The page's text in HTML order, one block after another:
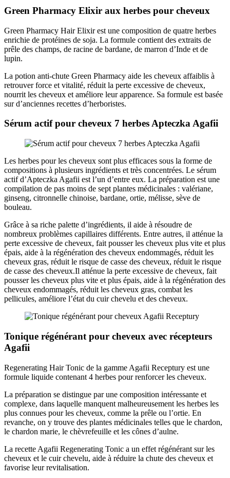
Green Pharmacy Elixir aux herbes pour cheveux
Green Pharmacy Hair Elixir est une composition de quatre herbes
enrichie de protéines de soja. La formule contient des extraits de
prêle des champs, de racine de bardane, de marron d’Inde et de
lupin.
La potion anti-chute Green Pharmacy aide les cheveux affaiblis à
retrouver force et vitalité, réduit la perte excessive de cheveux,
nourrit les cheveux et améliore leur apparence. Sa formule est basée
sur d’anciennes recettes d’herboristes.
Sérum actif pour cheveux 7 herbes Apteczka Agafii
Les herbes pour les cheveux sont plus efficaces sous la forme de
compositions à plusieurs ingrédients et très concentrées. Le sérum
actif d’Apteczka Agafii est l’un d’entre eux. La préparation est une
compilation de pas moins de sept plantes médicinales : valériane,
ginseng, citronnelle chinoise, bardane, ortie, mélisse, sève de
bouleau.
Grâce à sa riche palette d’ingrédients, il aide à résoudre de
nombreux problèmes capillaires différents. Entre autres, il atténue la
perte excessive de cheveux, fait pousser les cheveux plus vite et plus
épais, aide à la régénération des cheveux endommagés, réduit les
cheveux gras, réduit le risque de casse des cheveux, réduit le risque
de casse des cheveux.Il atténue la perte excessive de cheveux, fait
pousser les cheveux plus vite et plus épais, aide à la régénération des
cheveux endommagés, réduit les cheveux gras, combat les
pellicules, améliore l’état du cuir chevelu et des cheveux.
Tonique régénérant pour cheveux avec récepteurs
Agafii
Regenerating Hair Tonic de la gamme Agafii Receptury est une
formule liquide contenant 4 herbes pour renforcer les cheveux.
La préparation se distingue par une composition intéressante et
complexe, dans laquelle manquent malheureusement les herbes les
plus connues pour les cheveux, comme la prêle ou l’ortie. En
revanche, on y trouve des plantes médicinales telles que le chardon,
le chardon marie, le chèvrefeuille et les cônes d’aulne.
La recette Agafii Regenerating Tonic a un effet régénérant sur les
cheveux et le cuir chevelu, aide à réduire la chute des cheveux et
favorise leur revitalisation.